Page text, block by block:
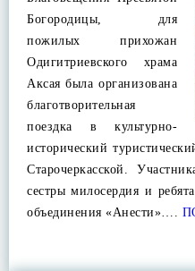
Богородицы, для
пожилых прихожан
Одигитриевского храма
Аксая была организована
благотворительная
поездка в культурно-
исторический
Старочеркасской.
сестры милосердия и
объединения «Анести»….